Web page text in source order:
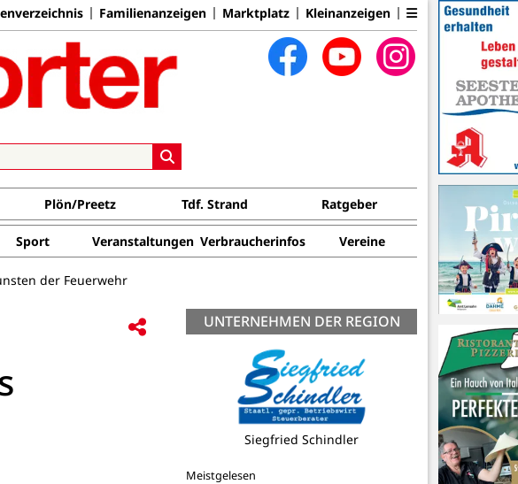
Familienanzeigen Marktplatz Kleinanzeigen
Plön/Preetz Tdf. Strand Ratgeber
Sport Veranstaltungen Verbraucherinfos Vereine
der Feuerwehr
UNTERNEHMEN DER REGION
Fahr- u. Reisedienst Hohmann
Meistgelesen